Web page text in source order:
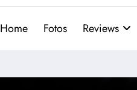
Home Fotos Reviews